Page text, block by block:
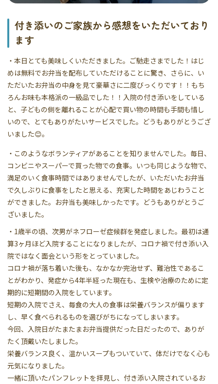
付き添いのご家族から感想をいただいており
ます
・本日とても美味しくいただきました。ご馳走さまでした！はじ
めは無料でお弁当を配布していただけることに驚き、さらに、い
ただいたお弁当の中身を見て豪華さに二度びっくりです！！もち
ろんお味も本格派の一級品でした！！入院の付き添いをしている
と、子どもの側を離れることが心配で買い物の時間も手間も惜し
いので、とてもありがたいサービスでした。どうもありがとうござ
いました😊。
・このようなボランティアがあることを知りませんでした。毎日、
コンビニやスーパーで買った物での食事。いつも同じような物で、
満足のいく食事時間ではありませんでしたが、いただいたお弁当
で久しぶりに食事をしたと思える、充実した時間をあじわうこと
ができました。お弁当も美味しかったです。どうもありがとうご
ざいました。
・1歳半の頃、次男がネフローゼ症候群を発症しました。最初は通
算3ヶ月ほど入院することになりましたが、コロナ禍で付き添い入
院ではなく面会という形をとっていました。
コロナ禍が落ち着いた後も、なかなか完治せず、難治性であるこ
とがわかり、発症から4年半経った現在も、生検や治療のために定
期的に短期間の入院をしています。
短期の入院でさえ、毎食の大人の食事は栄養バランスが偏ります
し、早く食べられるものを選びがちになってしまいます。
今回、入院日がたまたまお弁当提供だった日だったので、ありが
たく頂戴いたしました。
栄養バランス良く、温かいスープもついていて、体だけでなく心も
元気になりました。
一緒に頂いたパンフレットを拝見し、付き添い入院されているお